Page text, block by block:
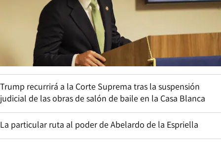
Trump recurrirá a la Corte Suprema tras la suspensión
judicial de las obras de salón de baile en la Casa Blanca
La particular ruta al poder de Abelardo de la Espriella